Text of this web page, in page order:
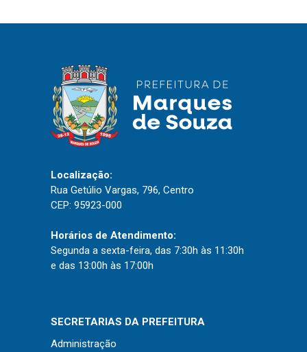
Nota Fiscal Eletrônica
Portal do Cidadão
Portal do Servidor
Diário Oficial (Novo)
Diário Oficial (Até 30/04)
Recursos Humanos
Processo Seletivo
Instruções Normativas
Licitações
Localização:
Rua Getúlio Vargas, 796, Centro
CEP: 95923-000
Horários de Atendimento:
Segunda a sexta-feira, das 7:30h às 11:30h
e das 13:00h às 17:00h
SECRETARIAS DA PREFEITURA
Administração